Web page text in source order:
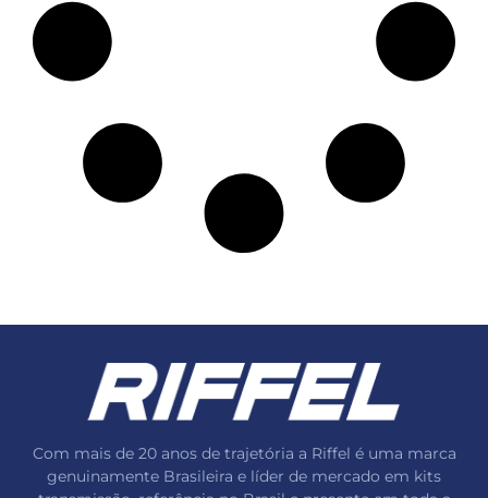
Com mais de 20 anos de trajetória a Riffel é uma marca
genuinamente Brasileira e líder de mercado em kits